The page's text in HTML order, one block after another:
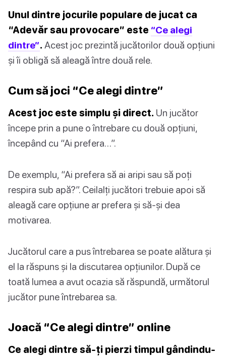
Unul dintre jocurile populare de jucat ca
“Adevăr sau provocare” este “Ce alegi
dintre”. Acest joc prezintă jucătorilor două opțiuni
și îi obligă să aleagă între două rele.
Cum să joci “Ce alegi dintre”
Acest joc este simplu și direct. Un jucător
începe prin a pune o întrebare cu două opțiuni,
începând cu “Ai prefera…”.
De exemplu, “Ai prefera să ai aripi sau să poți
respira sub apă?”. Ceilalți jucători trebuie apoi să
aleagă care opțiune ar prefera și să-și dea
motivarea.
Jucătorul care a pus întrebarea se poate alătura și
el la răspuns și la discutarea opțiunilor. După ce
toată lumea a avut ocazia să răspundă, următorul
jucător pune întrebarea sa.
Joacă “Ce alegi dintre” online
Ce alegi dintre să-ți pierzi timpul gândindu-